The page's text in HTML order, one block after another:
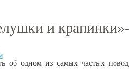
и крапинки»-
об одном из самых частых